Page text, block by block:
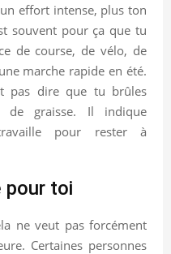
effort intense, plus ton
souvent pour ça que tu
de course, de vélo, de
marche rapide en été.
pas dire que tu brûles
de graisse. Il indique
pour rester à
pour toi
ne veut pas forcément
Certaines personnes